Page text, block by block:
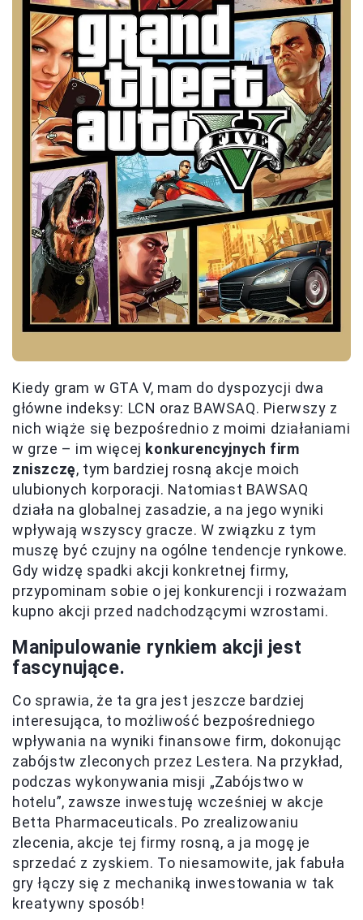
Kiedy gram w GTA V, mam do dyspozycji dwa
główne indeksy: LCN oraz BAWSAQ. Pierwszy z
nich wiąże się bezpośrednio z moimi działaniami
w grze – im więcej konkurencyjnych firm
zniszczę, tym bardziej rosną akcje moich
ulubionych korporacji. Natomiast BAWSAQ
działa na globalnej zasadzie, a na jego wyniki
wpływają wszyscy gracze. W związku z tym
muszę być czujny na ogólne tendencje rynkowe.
Gdy widzę spadki akcji konkretnej firmy,
przypominam sobie o jej konkurencji i rozważam
kupno akcji przed nadchodzącymi wzrostami.
Manipulowanie rynkiem akcji jest
fascynujące.
Co sprawia, że ta gra jest jeszcze bardziej
interesująca, to możliwość bezpośredniego
wpływania na wyniki finansowe firm, dokonując
zabójstw zleconych przez Lestera. Na przykład,
podczas wykonywania misji „Zabójstwo w
hotelu”, zawsze inwestuję wcześniej w akcje
Betta Pharmaceuticals. Po zrealizowaniu
zlecenia, akcje tej firmy rosną, a ja mogę je
sprzedać z zyskiem. To niesamowite, jak fabuła
gry łączy się z mechaniką inwestowania w tak
kreatywny sposób!